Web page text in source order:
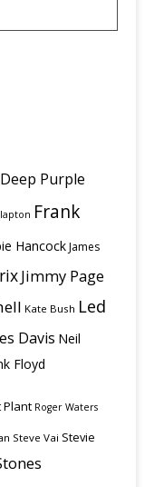
Deep Purple
Frank
HancockJames
Jimmy Page
Kate Bush Led
Davis Neil
Floyd
Plant Roger Waters
Steve Vai Stevie